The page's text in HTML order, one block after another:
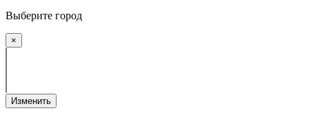
Выберите город
×
Изменить